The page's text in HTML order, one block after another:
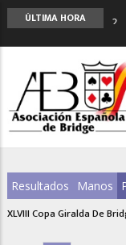
ÚLTIMA HORA
Resultados Manos
XLVIII Copa Giralda De